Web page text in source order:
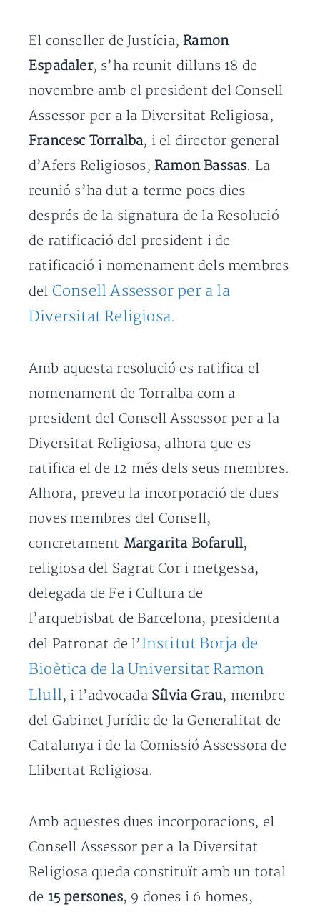
El conseller de Justícia,Ramon
Espadaler, s’ha reunit dilluns 18 de
novembre amb el president del Consell
Assessor per a la Diversitat Religiosa,
Francesc Torralba, i el director general
d’Afers Religiosos, Ramon Bassas. La
reunió s’ha dut a terme pocs dies
després de la signatura de la Resolució
de ratificació del president i de
ratificació i nomenament dels membres
del Consell Assessor per a la
Diversitat Religiosa.
Amb aquesta resolució es ratifica el
nomenament de Torralba com a
president del Consell Assessor per a la
Diversitat Religiosa, alhora que es
ratifica el de 12 més dels seus membres.
Alhora, preveu la incorporació de dues
noves membres del Consell,
concretament Margarita Bofarull,
religiosa del Sagrat Cor i metgessa,
delegada de Fe i Cultura de
l’arquebisbat de Barcelona, presidenta
del Patronat de l’Institut Borja de
Bioètica de la Universitat Ramon
Llull, i l’advocada Sílvia Grau, membre
del Gabinet Jurídic de la Generalitat de
Catalunya i de la Comissió Assessora de
Llibertat Religiosa.
Amb aquestes dues incorporacions, el
Consell Assessor per a la Diversitat
Religiosa queda constituït amb un total
de 15 persones, 9 dones i 6 homes,